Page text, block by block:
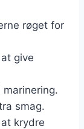
røget for
give
smag.
krydre